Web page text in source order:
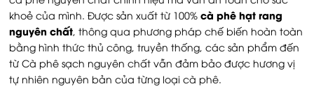
khoẻ của mình. Được sản xuất từ 100% cà phê hạt rang
nguyên chất , thông qua phương pháp chế biến hoàn toàn
bằng hình thức thủ công, truyền thống, các sản phẩm đến
từ Cà phê sạch nguyên chất vẫn đảm bảo được hương vị
tự nhiên nguyên bản của từng loại cà phê.